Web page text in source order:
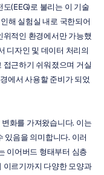
(EEG)로 불리는 이 기술
해 실험실 내로 국한되어
위적인 환경에서만 가능했
디자인 및 데이터 처리의
접근하기 쉬워졌으며 거실
에서 사용할 준비가 되었
화를 가져왔습니다. 이는
있음을 의미합니다. 이러
이어버드 형태부터 심층
이르기까지 다양한 모양과